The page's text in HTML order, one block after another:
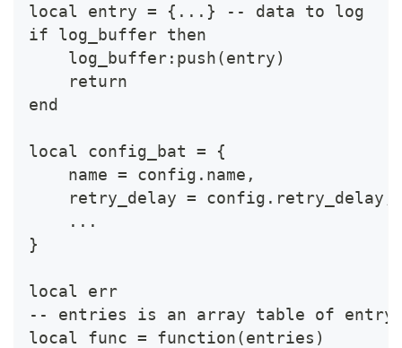
local entry = {...} -- data to log
if log_buffer then
    log_buffer:push(entry)
    return
end
local config_bat = {
    name = config.name,
    retry_delay = config.retry_delay,
    ...
}
local err
-- entries is an array table of entry,
local func = function(entries)